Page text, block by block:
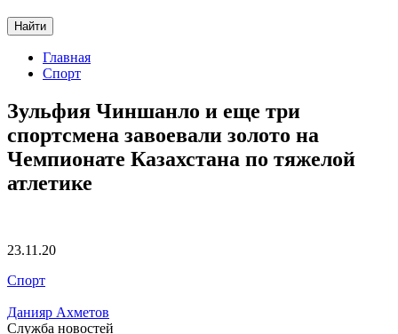
Найти
Главная
Спорт
Зульфия Чиншанло и еще три
спортсмена завоевали золото на
Чемпионате Казахстана по тяжелой
атлетике
23.11.20
Спорт
Данияр Ахметов
Служба новостей